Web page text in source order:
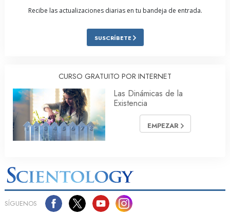
Recibe las actualizaciones diarias en tu bandeja de entrada.
SUSCRÍBETE
CURSO GRATUITO POR INTERNET
Las Dinámicas de la
Existencia
EMPEZAR
SÍGUENOS